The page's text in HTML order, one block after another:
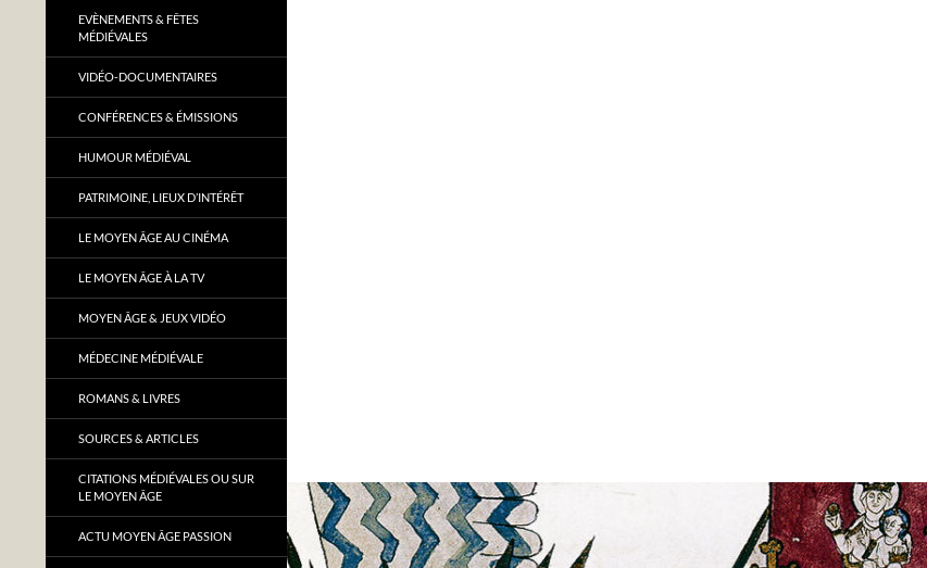
EVÈNEMENTS & FÊTES
MÉDIÉVALES
VIDÉO-DOCUMENTAIRES
CONFÉRENCES & ÉMISSIONS
HUMOUR MÉDIÉVAL
PATRIMOINE, LIEUX D’INTÉRÊT
LE MOYEN ÂGE AU CINÉMA
LE MOYEN ÂGE À LA TV
MOYEN ÂGE & JEUX VIDÉO
MÉDECINE MÉDIÉVALE
ROMANS & LIVRES
SOURCES & ARTICLES
CITATIONS MÉDIÉVALES OU SUR
LE MOYEN ÂGE
ACTU MOYEN ÂGE PASSION